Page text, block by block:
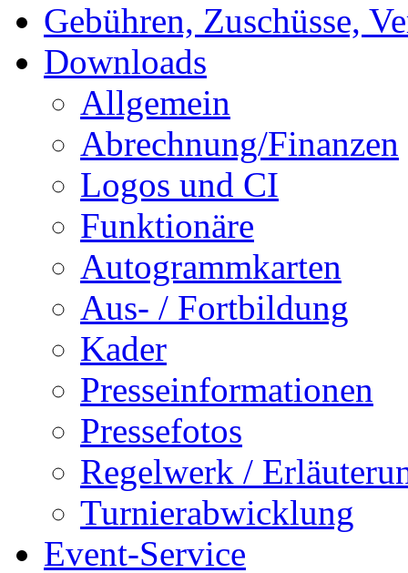
Gebühren, Zuschüsse,
Downloads
Allgemein
Abrechnung/Finanzen
Logos und CI
Funktionäre
Autogrammkarten
Aus- / Fortbildung
Kader
Presseinformationen
Pressefotos
Regelwerk /
Turnierabwicklung
Event-Service